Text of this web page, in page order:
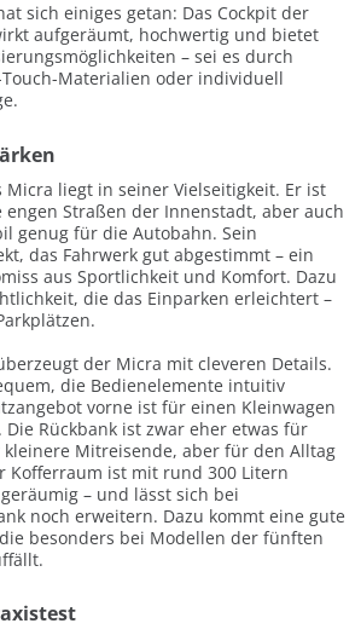
sich einiges getan: Das Cockpit der
aufgeräumt, hochwertig und bietet
– sei es durch
Materialien oder individuell
Micra liegt in seiner Vielseitigkeit. Er ist
Straßen der Innenstadt, aber auch
genug für die Autobahn. Sein
das Fahrwerk gut abgestimmt – ein
aus Sportlichkeit und Komfort. Dazu
die das Einparken erleichtert –
der Micra mit cleveren Details.
die Bedienelemente intuitiv
vorne ist für einen Kleinwagen
Rückbank ist zwar eher etwas für
kleinere Mitreisende, aber für den Alltag
Kofferraum ist mit rund 300 Litern
– und lässt sich bei
noch erweitern. Dazu kommt eine gute
besonders bei Modellen der fünften